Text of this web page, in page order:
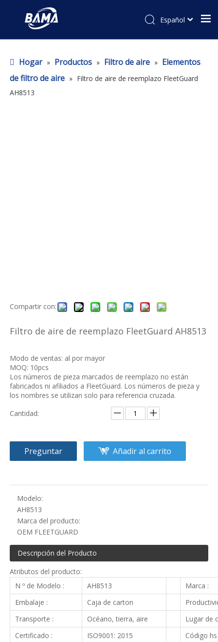
Español
Hogar » Productos » Filtro de aire » Elementos
de filtro de aire » Filtro de aire de reemplazo FleetGuard
AH8513
Compartir con:
Filtro de aire de reemplazo FleetGuard AH8513
Modo de ventas: al por mayor
MOQ: 10pcs
Los números de pieza marcados de reemplazo no están
fabricados ni afiliados a FleetGuard. Los números de pieza y
los nombres se utilizan solo para referencia cruzada.
Cantidad:
Preguntar Añadir al carrito
Modelo:
AH8513
Marca del producto:
OEM FLEETGUARD
Descripción del Producto
Atributos del producto:
N º de Modelo :
AH8513
Marca :
Embalaje :
Caja de carton
Transporte :
Océano, tierra, aire
Lugar de
Certificado :
ISO9001: 2015
Código